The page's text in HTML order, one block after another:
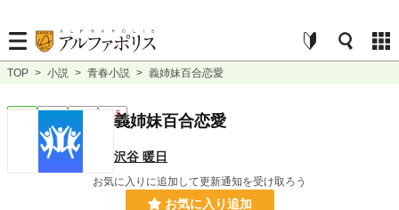
TOP > 小説 > 青春小説 > 義姉妹百合恋愛
完結 長編 R15義姉妹百合恋愛
沢谷 暖日
お気に入りに追加して更新通知を受け取ろう
お気に入り追加